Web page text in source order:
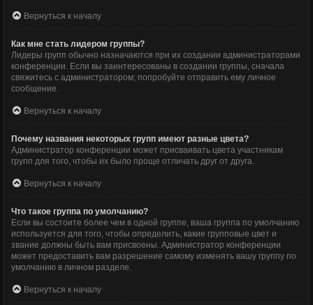
Вернуться к началу
Как мне стать лидером группы?
Лидеры групп обычно назначаются при их создании администраторами
конференции. Если вы заинтересованы в создании группы, сначала
свяжитесь с администратором; попробуйте отправить ему личное
сообщение.
Вернуться к началу
Почему названия некоторых групп имеют разные цвета?
Администратор конференции может присваивать цвета участникам
групп для того, чтобы их было проще отличать друг от друга.
Вернуться к началу
Что такое группа по умолчанию?
Если вы состоите более чем в одной группе, ваша группа по умолчанию
используется для того, чтобы определить, какие групповые цвет и
звание должны быть вам присвоены. Администратор конференции
может предоставить вам разрешение самому изменять вашу группу по
умолчанию в личном разделе.
Вернуться к началу